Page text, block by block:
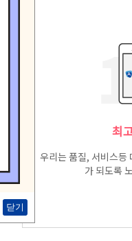
닫기
최
우리는 품질, 서비스등
가 되도록